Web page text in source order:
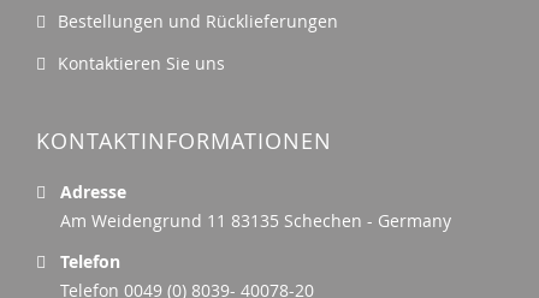
Bestellungen und Rücklieferungen
Kontaktieren Sie uns
KONTAKTINFORMATIONEN
Adresse
Am Weidengrund 11 83135 Schechen - Germany
Telefon
Telefon 0049 (0) 8039- 40078-20